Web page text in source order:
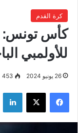
كرة القدم
كأس تونس:
للأولمبي
26 يونيو 2024 453
فيسبوك ‫X